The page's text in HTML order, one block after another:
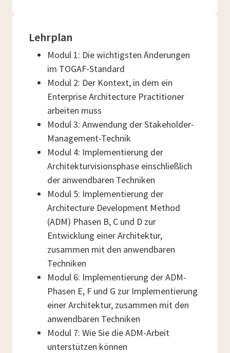
Lehrplan
Modul 1: Die wichtigsten Änderungen
im TOGAF-Standard
Modul 2: Der Kontext, in dem ein
Enterprise Architecture Practitioner
arbeiten muss
Modul 3: Anwendung der Stakeholder-
Management-Technik
Modul 4: Implementierung der
Architekturvisionsphase einschließlich
der anwendbaren Techniken
Modul 5: Implementierung der
Architecture Development Method
(ADM) Phasen B, C und D zur
Entwicklung einer Architektur,
zusammen mit den anwendbaren
Techniken
Modul 6: Implementierung der ADM-
Phasen E, F und G zur Implementierung
einer Architektur, zusammen mit den
anwendbaren Techniken
Modul 7: Wie Sie die ADM-Arbeit
unterstützen können